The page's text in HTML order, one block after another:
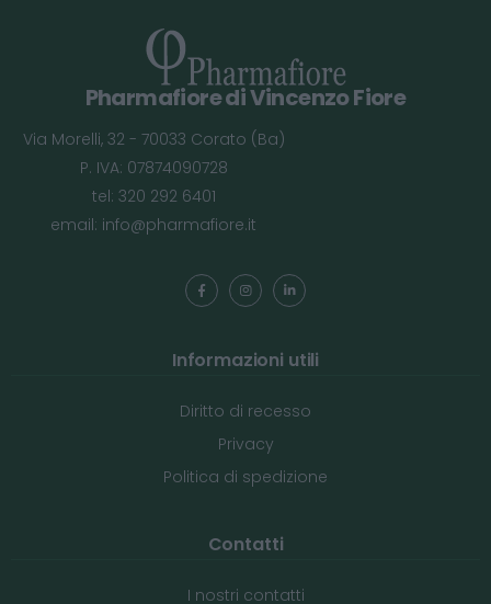
Pharmafiore di Vincenzo Fiore
Via Morelli, 32 - 70033 Corato (Ba)
P. IVA: 07874090728
tel: 320 292 6401
email: info@pharmafiore.it
Informazioni utili
Diritto di recesso
Privacy
Politica di spedizione
Contatti
I nostri contatti